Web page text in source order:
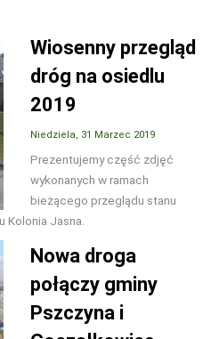
Wiosenny przegląd
dróg na osiedlu
2019
Niedziela, 31 Marzec 2019
Prezentujemy część zdjęć
wykonanych w ramach
bieżącego przeglądu stanu
Kolonia Jasna.
Nowa droga
połączy gminy
Pszczyna i